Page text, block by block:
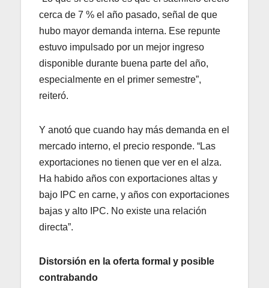
cerca de 7 % el año pasado, señal de que
hubo mayor demanda interna. Ese repunte
estuvo impulsado por un mejor ingreso
disponible durante buena parte del año,
especialmente en el primer semestre”,
reiteró.
Y anotó que cuando hay más demanda en el
mercado interno, el precio responde. “Las
exportaciones no tienen que ver en el alza.
Ha habido años con exportaciones altas y
bajo IPC en carne, y años con exportaciones
bajas y alto IPC. No existe una relación
directa”.
Distorsión en la oferta formal y posible
contrabando